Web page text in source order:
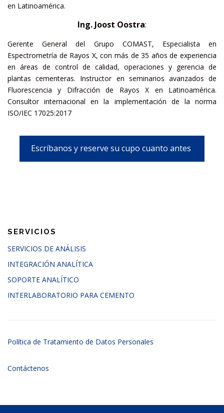
en Latinoamérica.
Ing. Joost Oostra:
Gerente General del Grupo COMAST, Especialista en
Espectrometría de Rayos X, con más de 35 años de experiencia
en áreas de control de calidad, operaciones y gerencia de
plantas cementeras. Instructor en seminarios avanzados de
Fluorescencia y Difracción de Rayos X en Latinoamérica.
Consultor internacional en la implementación de la norma
ISO/IEC 17025:2017
Escríbanos y reserve su cupo cuanto antes
SERVICIOS
SERVICIOS DE ANÁLISIS
INTEGRACIÓN ANALÍTICA
SOPORTE ANALÍTICO
INTERLABORATORIO PARA CEMENTO
Política de Tratamiento de Datos Personales
Contáctenos